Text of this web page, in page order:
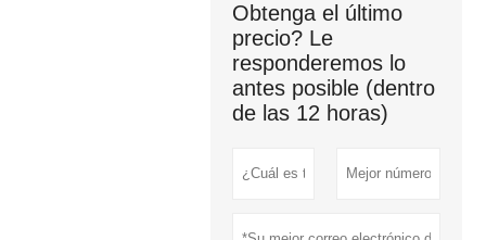
Obtenga el último
precio? Le
responderemos lo
antes posible (dentro
de las 12 horas)